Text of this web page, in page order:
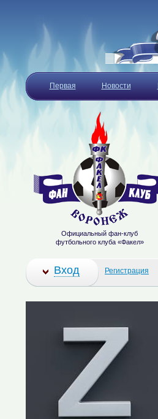
Первая Новости
Официальный фан-клуб
футбольного клуба «Факел»
Вход Регистрация